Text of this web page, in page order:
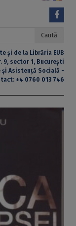
Caută
și de la Librăria EUB
9, sector 1, București
Asistență Socială -
+4 0760 013 746